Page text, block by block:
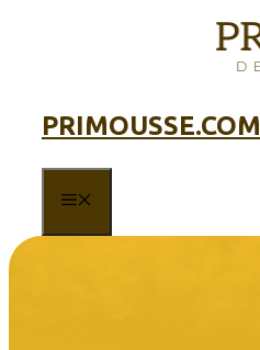
PRIMOUSSE.COM